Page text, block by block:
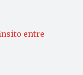
entre